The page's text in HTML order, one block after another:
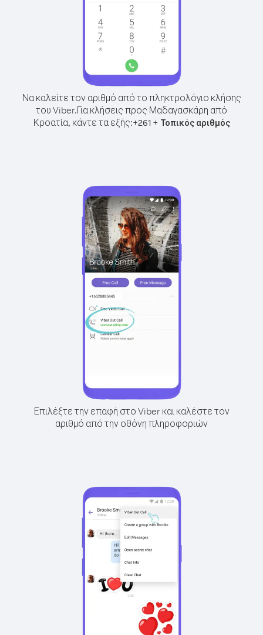
Να καλείτε τον αριθμό από το πληκτρολόγιο κλήσης
του Viber.Για κλήσεις προς Μαδαγασκάρη από
Κροατία, κάντε τα εξής:+261+ Τοπικός αριθμός
Επιλέξτε την επαφή στο Viber και καλέστε τον
αριθμό από την οθόνη πληροφοριών